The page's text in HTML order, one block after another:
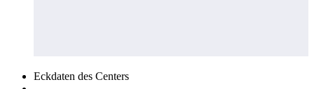
Eckdaten des Centers